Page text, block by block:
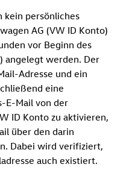
kein persönliches
AG (VW ID Konto)
vor Beginn des
angelegt werden. Der
Adresse und ein
eine
E-Mail von der
ID Konto zu aktivieren,
über den darin
Dabei wird verifiziert,
auch existiert.